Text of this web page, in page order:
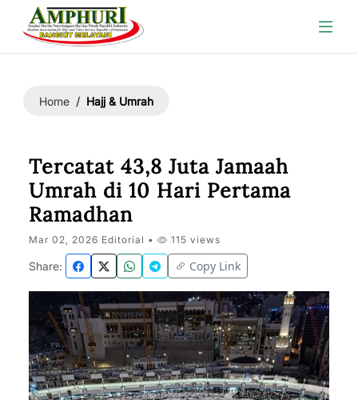
Home Hajj & Umrah
Tercatat 43,8 Juta Jamaah
Umrah di 10 Hari Pertama
Ramadhan
Mar 02, 2026 Editorial • 115 views
Share: Copy Link